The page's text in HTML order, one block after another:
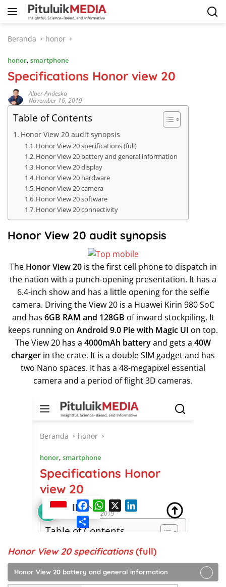
Langsung
Beranda
honor
honor, smartphone
Specifications Honor view 20
Alber Andesko
November 16, 2019
Table of Contents
Honor View 20 audit synopsis
Honor View 20 specifications (full)
Honor View 20 battery and general information
Honor View 20 display
Honor View 20 hardware
Honor View 20 camera
Honor View 20 software
Honor View 20 connectivity
Honor View 20 audit synopsis
The Honor View 20 is the first cell phone to dispatch in
the nation with a punch-opening presentation. It has a
6.4-inch show and has a little opening for the selfie
camera. Driving the View 20 is a Huawei Kirin 980 SoC
and has 6GB RAM and 128GB of inward stockpiling. It
keeps running on Android 9.0 Pie with Magic UI on top.
The View 20 has a 4000mAh batteryand gets a 40W
charger in the crate. It is a double SIM gadget and has
two Nano spaces. It has a 48-megapixel essential
camera and a period of flight 3D cameras.
Honor View 20 specifications(full)
Honor View 20 battery and general information